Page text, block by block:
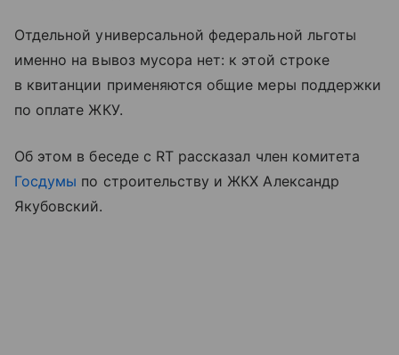
Отдельной универсальной федеральной льготы
именно на вывоз мусора нет: к этой строке
в квитанции применяются общие меры поддержки
по оплате ЖКУ.
Об этом в беседе с RT рассказал член комитета
Госдумы по строительству и ЖКХ Александр
Якубовский.